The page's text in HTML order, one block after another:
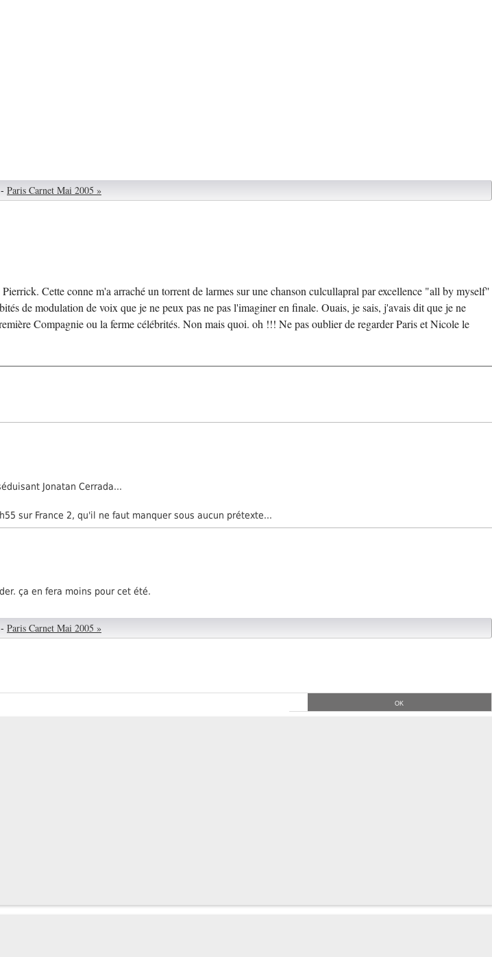
- Paris Carnet Mai 2005 »
Cette conne m'a arraché un torrent de larmes sur une chanson culcullapral par excellence "all by myself"
de modulation de voix que je ne peux pas ne pas l'imaginer en finale. Ouais, je sais, j'avais dit que je ne
Compagnie ou la ferme célébrités. Non mais quoi. oh !!! Ne pas oublier de regarder Paris et Nicole le
Jonatan Cerrada...
sur France 2, qu'il ne faut manquer sous aucun prétexte...
ça en fera moins pour cet été.
- Paris Carnet Mai 2005 »